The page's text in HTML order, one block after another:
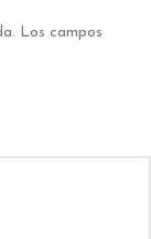
Los campos